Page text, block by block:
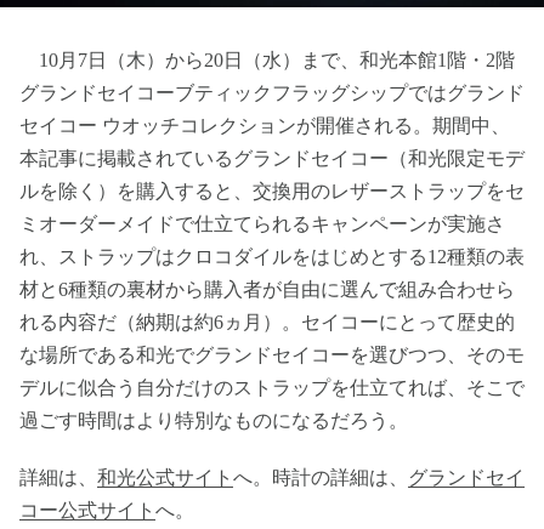
10月7日（木）から20日（水）まで、和光本館1階・2階
グランドセイコーブティックフラッグシップではグランド
セイコー ウオッチコレクションが開催される。期間中、
本記事に掲載されているグランドセイコー（和光限定モデ
ルを除く）を購入すると、交換用のレザーストラップをセ
ミオーダーメイドで仕立てられるキャンペーンが実施さ
れ、ストラップはクロコダイルをはじめとする12種類の表
材と6種類の裏材から購入者が自由に選んで組み合わせら
れる内容だ（納期は約6ヵ月）。セイコーにとって歴史的
な場所である和光でグランドセイコーを選びつつ、そのモ
デルに似合う自分だけのストラップを仕立てれば、そこで
過ごす時間はより特別なものになるだろう。
詳細は、 和光公式サイト へ。時計の詳細は、 グランドセイ
コー公式サイト へ。